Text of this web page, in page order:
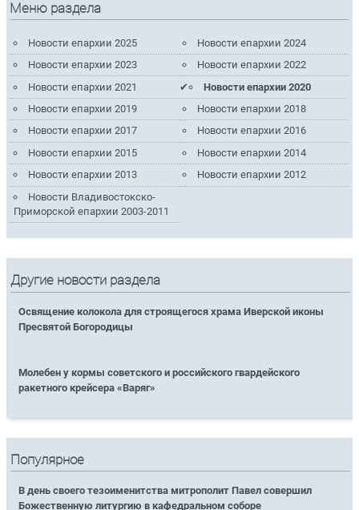
Меню раздела
Новости епархии 2025
Новости епархии 2024
Новости епархии 2023
Новости епархии 2022
Новости епархии 2021
Новости епархии 2020
Новости епархии 2019
Новости епархии 2018
Новости епархии 2017
Новости епархии 2016
Новости епархии 2015
Новости епархии 2014
Новости епархии 2013
Новости епархии 2012
Новости Владивостокско-
Приморской епархии 2003-2011
Другие новости раздела
Освящение колокола для строящегося храма Иверской иконы
Пресвятой Богородицы
Молебен у кормы советского и российского гвардейского
ракетного крейсера «Варяг»
Популярное
В день своего тезоименитства митрополит Павел совершил
Божественную литургию в кафедральном соборе